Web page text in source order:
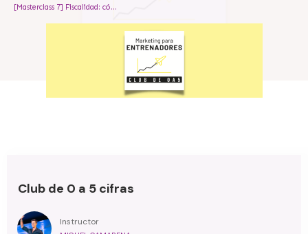
[Masterclass 7] Fiscalidad: cómo crear un imperio desde la base
Club de 0 a 5 cifras
Instructor